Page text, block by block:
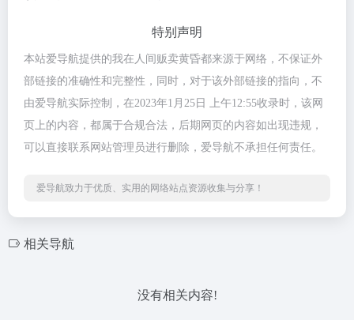
特别声明
本站爱导航提供的我在人间贩卖黄昏都来源于网络，不保证外
部链接的准确性和完整性，同时，对于该外部链接的指向，不
由爱导航实际控制，在2023年1月25日 上午12:55收录时，该网
页上的内容，都属于合规合法，后期网页的内容如出现违规，
可以直接联系网站管理员进行删除，爱导航不承担任何责任。
爱导航致力于优质、实用的网络站点资源收集与分享！
相关导航
没有相关内容!